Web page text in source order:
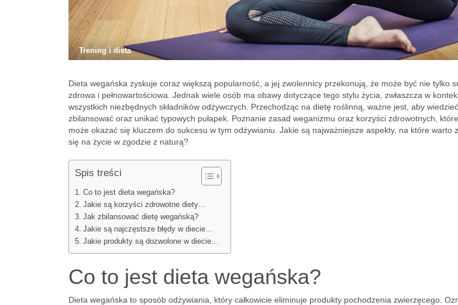
Trening i dieta
Dieta wegańska zyskuje coraz większą popularność, a jej zwolennicy przekonują, że może być nie tylko
zdrowa i pełnowartościowa. Jednak wiele osób ma obawy dotyczące tego stylu życia, zwłaszcza w
wszystkich niezbędnych składników odżywczych. Przechodząc na dietę roślinną, ważne jest, aby
zbilansować oraz unikać typowych pułapek. Poznanie zasad weganizmu oraz korzyści zdrowotnych,
może okazać się kluczem do sukcesu w tym odżywianiu. Jakie są najważniejsze aspekty, na które warto
się na życie w zgodzie z naturą?
Spis treści
Co to jest dieta wegańska?
Jakie są korzyści zdrowotne diety…
Jak zbilansować dietę wegańską?
Jakie są najczęstsze błędy w diecie…
Jakie produkty są dozwolone w diecie…
Co to jest dieta wegańska?
Dieta wegańska to sposób odżywiania, który całkowicie eliminuje produkty pochodzenia zwierzęcego.